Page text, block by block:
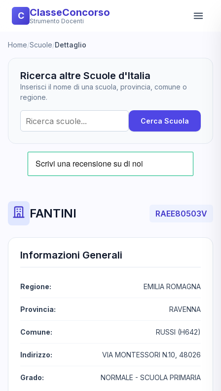
C ClasseConcorso
Strumento Docenti
Home/Scuole/Dettaglio
Ricerca altre Scuole d'Italia
Inserisci il nome di una scuola, provincia, comune o
regione.
Cerca Scuola
FANTINI RAEE80503V
Informazioni Generali
Regione: EMILIA ROMAGNA
Provincia: RAVENNA
Comune: RUSSI (H642)
Indirizzo: VIA MONTESSORI N.10, 48026
Grado: NORMALE - SCUOLA PRIMARIA